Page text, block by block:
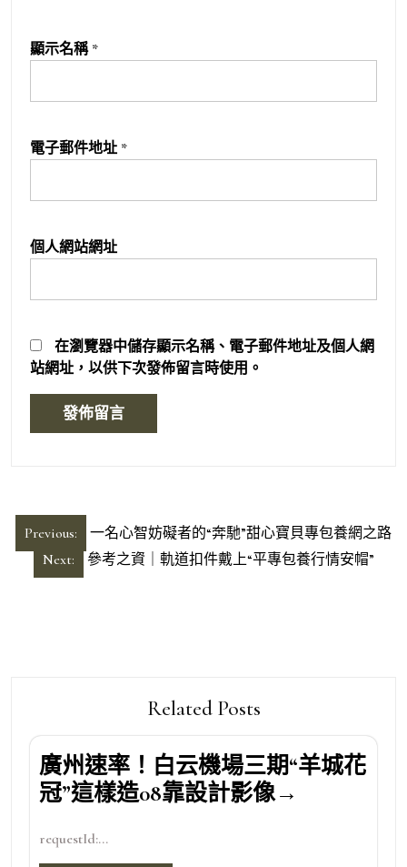
顯示名稱 *
電子郵件地址 *
個人網站網址
在瀏覽器中儲存顯示名稱、電子郵件地址及個人網
站網址，以供下次發佈留言時使用。
文
章
Previous:
一名心智妨礙者的“奔馳”甜心寶貝專包養網之路
Next:
參考之資｜軌道扣件戴上“平專包養行情安帽”
Related Posts
廣州速率！白云機場三期“羊城花
冠”這樣造08靠設計影像→
requestId:...